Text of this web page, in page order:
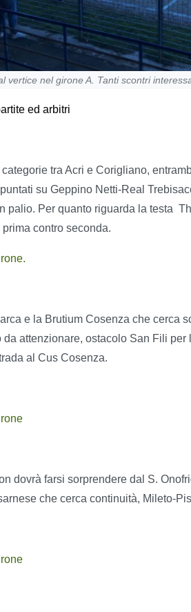
vertice nel girone A. Tanti scontri
ed arbitri
tra Acri e Corigliano,
su Geppino Netti-Real
palio. Per quanto riguarda la testa
contro seconda.
e la Brutium Cosenza che cerca
attenzionare, ostacolo San Fili
al Cus Cosenza.
dovrà farsi sorprendere dal S.
che cerca continuità, Mileto-